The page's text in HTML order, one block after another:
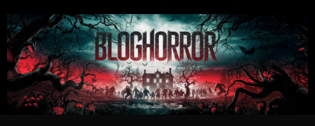
TO
CONTENT